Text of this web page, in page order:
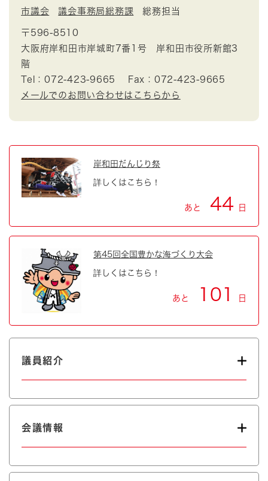
市議会 議会事務局総務課 総務担当
〒596-8510
大阪府岸和田市岸城町7番1号 岸和田市役所新館3
階
Tel：072-423-9665
Fax：072-423-9665
メールでのお問い合わせはこちらから
岸和田だんじり祭
詳しくはこちら！
あと 44 日
第45回全国豊かな海づくり大会
詳しくはこちら！
あと 101 日
議員紹介
会議情報